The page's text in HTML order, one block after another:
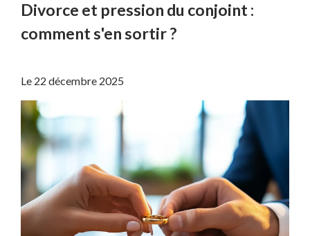
Divorce et pression du conjoint :
comment s'en sortir ?
Le 22 décembre 2025